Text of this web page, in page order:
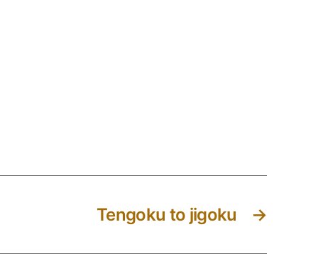
→
Tengoku to jigoku